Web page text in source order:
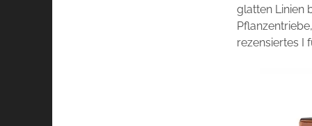
glatten Linien
rezensiertes I